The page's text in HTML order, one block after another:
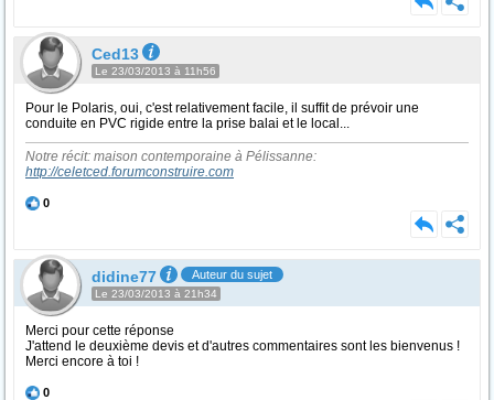
Ced13
Le 23/03/2013 à 11h56
Pour le Polaris, oui, c'est relativement facile, il suffit de prévoir une
conduite en PVC rigide entre la prise balai et le local...
Notre récit: maison contemporaine à Pélissanne:
http://celetced.forumconstruire.com
0
didine77 Auteur du sujet
Le 23/03/2013 à 21h34
Merci pour cette réponse
J'attend le deuxième devis et d'autres commentaires sont les bienvenus !
Merci encore à toi !
0